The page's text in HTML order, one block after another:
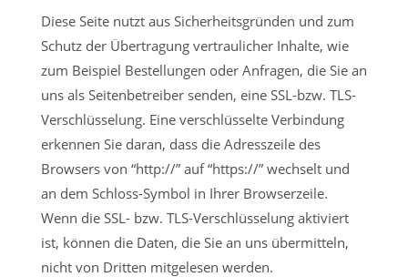
Diese Seite nutzt aus Sicherheitsgründen und zum
Schutz der Übertragung vertraulicher Inhalte, wie
zum Beispiel Bestellungen oder Anfragen, die Sie an
uns als Seitenbetreiber senden, eine SSL-bzw. TLS-
Verschlüsselung. Eine verschlüsselte Verbindung
erkennen Sie daran, dass die Adresszeile des
Browsers von “http://” auf “https://” wechselt und
an dem Schloss-Symbol in Ihrer Browserzeile.
Wenn die SSL- bzw. TLS-Verschlüsselung aktiviert
ist, können die Daten, die Sie an uns übermitteln,
nicht von Dritten mitgelesen werden.